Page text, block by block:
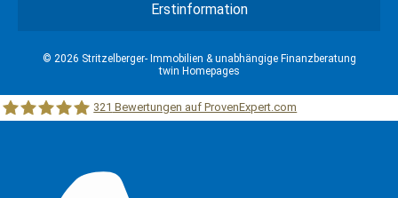
Erstinformation
© 2026 Stritzelberger- Immobilien & unabhängige Finanzberatung
twin Homepages
321 Bewertungen auf ProvenExpert.com